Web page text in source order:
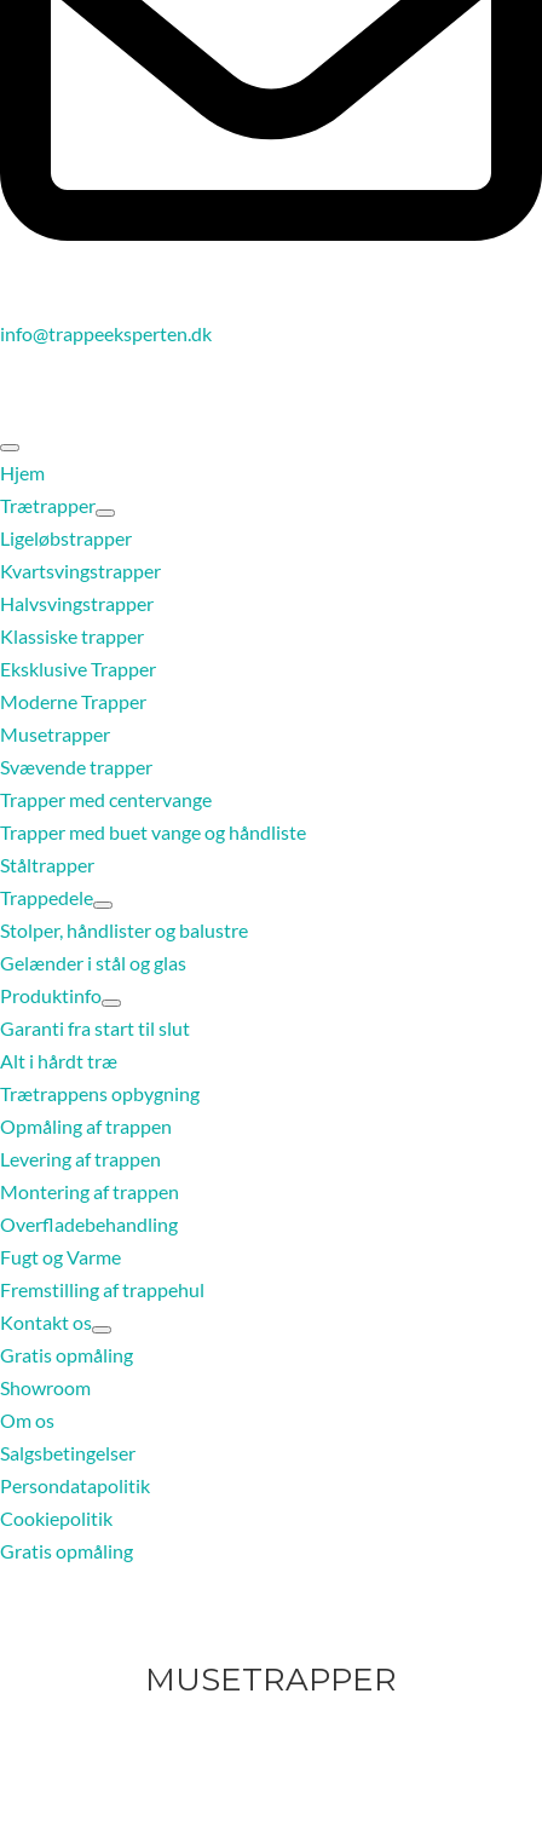
info@trappeeksperten.dk
Hjem
Trætrapper
Ligeløbstrapper
Kvartsvingstrapper
Halvsvingstrapper
Klassiske trapper
Eksklusive Trapper
Moderne Trapper
Musetrapper
Svævende trapper
Trapper med centervange
Trapper med buet vange og håndliste
Ståltrapper
Trappedele
Stolper, håndlister og balustre
Gelænder i stål og glas
Produktinfo
Garanti fra start til slut
Alt i hårdt træ
Trætrappens opbygning
Opmåling af trappen
Levering af trappen
Montering af trappen
Overfladebehandling
Fugt og Varme
Fremstilling af trappehul
Kontakt os
Gratis opmåling
Showroom
Om os
Salgsbetingelser
Persondatapolitik
Cookiepolitik
Gratis opmåling
MUSETRAPPER